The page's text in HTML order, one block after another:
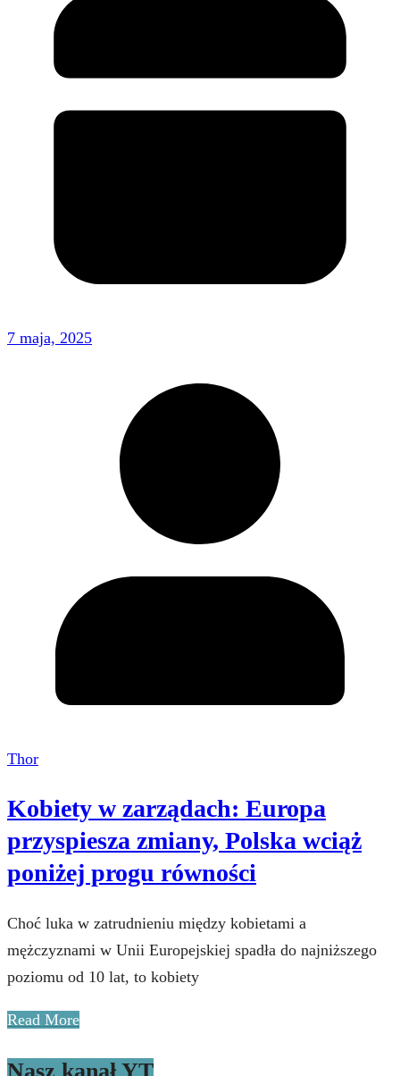
7 maja, 2025
Thor
Kobiety w zarządach: Europa
przyspiesza zmiany, Polska wciąż
poniżej progu równości
Choć luka w zatrudnieniu między kobietami a
mężczyznami w Unii Europejskiej spadła do najniższego
poziomu od 10 lat, to kobiety
Read More